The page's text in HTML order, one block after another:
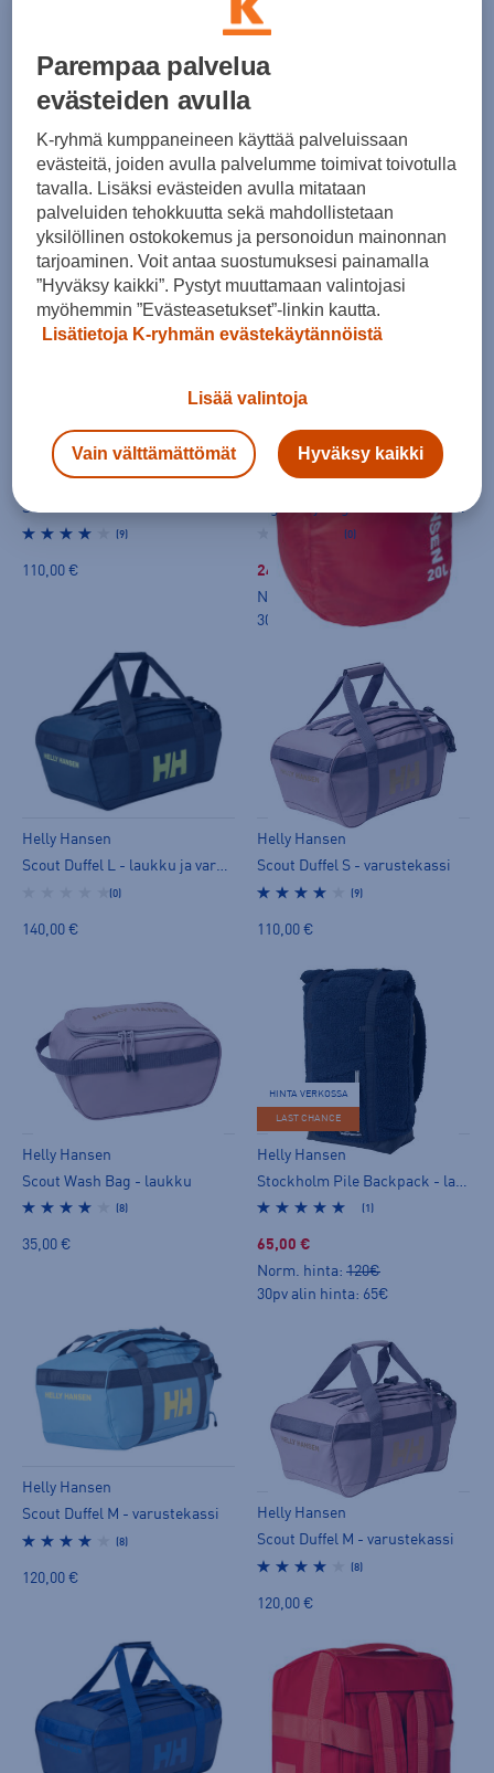
Helly Hansen
Scout Duffel Xl. - laukku ja varustekassi
160,00 €
Helly Hansen
Scout Duffel S - varustekassi
(9)
110,00 €
Helly Hansen
Scout Duffel S - varustekassi
(9)
110,00 €
HINTA VERKOSSA
Helly Hansen
Light Dry Bag 20l - varustekassi
(0)
24,99 €
Norm. hinta:
30pv alin hinta: 24,99€
Helly Hansen
Scout Duffel L - laukku ja varustekassi
(0)
140,00 €
Helly Hansen
Scout Duffel S - varustekassi
(9)
110,00 €
Helly Hansen
Scout Wash Bag - laukku
(8)
35,00 €
HINTA VERKOSSA
LAST CHANCE
Helly Hansen
(1)
65,00 €
Norm. hinta: 120€
30pv alin hinta: 65€
Helly Hansen
Scout Duffel M - varustekassi
(8)
120,00 €
Helly Hansen
Scout Duffel M - varustekassi
(8)
120,00 €
Parempaa palvelua
evästeiden avulla
K-ryhmä kumppaneineen käyttää palveluissaan
evästeitä, joiden avulla palvelumme toimivat toivotulla
tavalla. Lisäksi evästeiden avulla mitataan
palveluiden tehokkuutta sekä mahdollistetaan
yksilöllinen ostokokemus ja personoidun mainonnan
tarjoaminen. Voit antaa suostumuksesi painamalla
”Hyväksy kaikki”. Pystyt muuttamaan valintojasi
myöhemmin ”Evästeasetukset”-linkin kautta.
Lisätietoja K-ryhmän evästekäytännöistä
Lisää valintoja
Vain välttämättömät Hyväksy kaikki